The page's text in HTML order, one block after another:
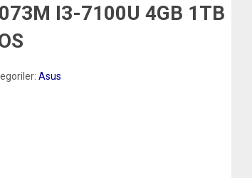
I3-7100U 4GB 1TB
Asus